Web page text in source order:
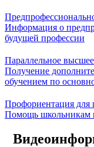
Информация о
будущей профессии
Параллельное
Получение
обучением по
Профориентация для
Помощь школьникам